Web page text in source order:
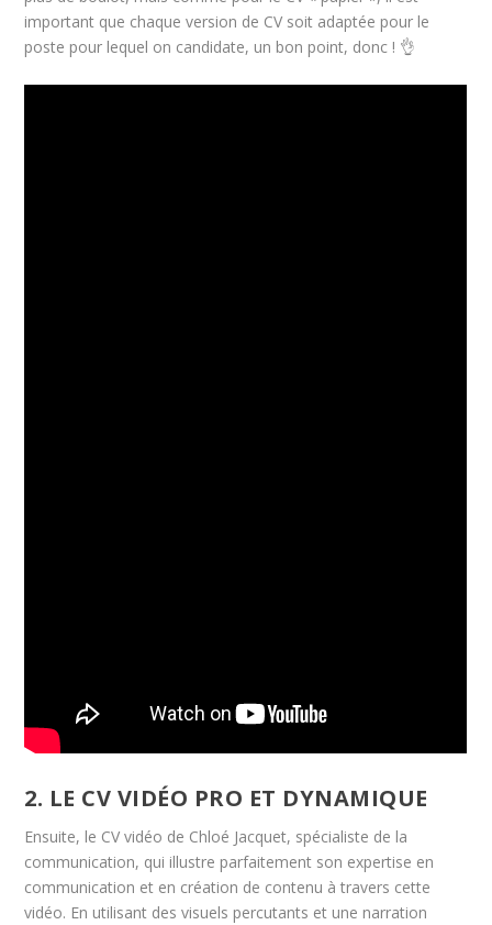
important que chaque version de CV soit adaptée pour le
poste pour lequel on candidate, un bon point, donc ! 👌
2. LE CV VIDÉO PRO ET DYNAMIQUE
Ensuite, le CV vidéo de Chloé Jacquet, spécialiste de la
communication, qui illustre parfaitement son expertise en
communication et en création de contenu à travers cette
vidéo. En utilisant des visuels percutants et une narration